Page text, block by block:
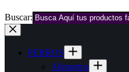
Buscar:
Saltar
al
contenidoPERROS
Alimentos